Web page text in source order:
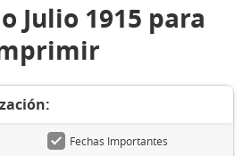
Julio 1915 para
Fechas Importantes